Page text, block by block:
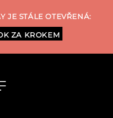
JE STÁLE OTEVŘENÁ:
ZA KROKEM